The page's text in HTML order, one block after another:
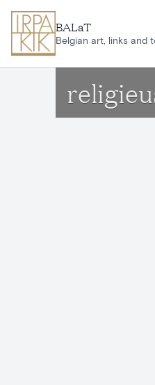
BALaT
Belgian art, links and